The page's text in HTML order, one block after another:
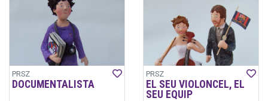
PRSZ
DOCUMENTALISTA
PRSZ
EL SEU VIOLONCEL, EL
SEU EQUIP